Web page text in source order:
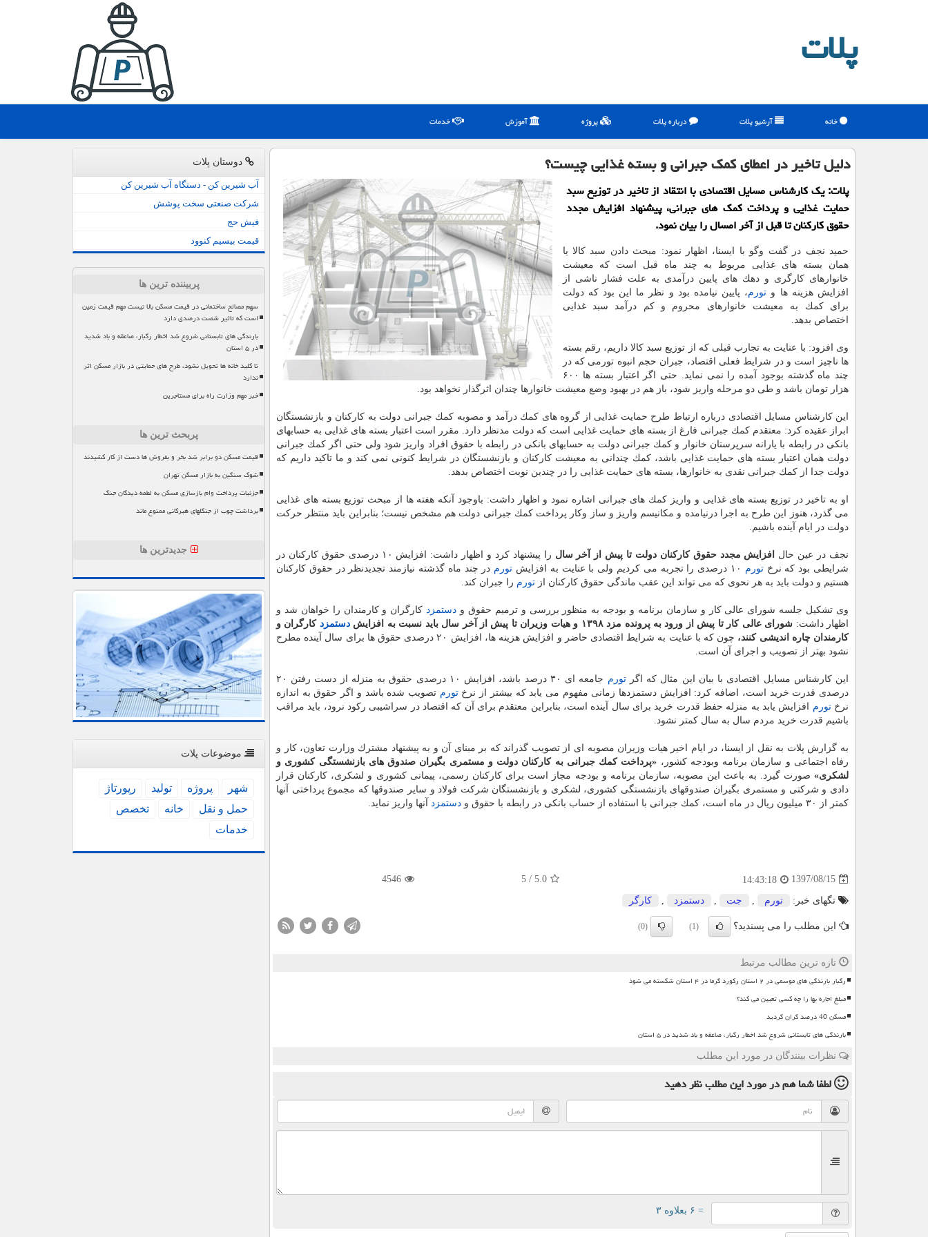
پلات
خانه آرشیو پلات درباره پلات پروژه آموزش خدمات
دلیل تاخیر در اعطای كمك جبرانی و بسته غذایی چیست؟
پلات: یك كارشناس مسایل اقتصادی با انتقاد از تاخیر در توزیع سبد
حمایت غذایی و پرداخت كمك های جبرانی، پیشنهاد افزایش مجدد
حقوق كاركنان تا قبل از آخر امسال را بیان نمود.
حمید نجف در گفت وگو با ایسنا، اظهار نمود: مبحث دادن سبد كالا یا
همان بسته های غذایی مربوط به چند ماه قبل است كه معیشت
خانوارهای كارگری و دهك های پایین درآمدی به علت فشار ناشی از
افزایش هزینه ها و تورم، پایین نیامده بود و نظر ما این بود كه دولت
برای كمك به معیشت خانوارهای محروم و كم درآمد سبد غذایی
اختصاص بدهد.
وی افزود: با عنایت به تجارب قبلی كه از توزیع سبد كالا داریم، رقم بسته
ها ناچیز است و در شرایط فعلی اقتصاد، جبران حجم انبوه تورمی كه در
چند ماه گذشته بوجود آمده را نمی نماید. حتی اگر اعتبار بسته ها ۶۰۰
هزار تومان باشد و طی دو مرحله واریز شود، باز هم در بهبود وضع معیشت خانوارها چندان اثرگذار نخواهد بود.
این كارشناس مسایل اقتصادی درباره ارتباط طرح حمایت غذایی از گروه های كمك درآمد و مصوبه كمك جبرانی دولت به كاركنان و بازنشستگان
ابراز عقیده كرد: معتقدم كمك جبرانی فارغ از بسته های حمایت غذایی است كه دولت مدنظر دارد. مقرر است اعتبار بسته های غذایی به حسابهای
بانكی در رابطه با یارانه سرپرستان خانوار و كمك جبرانی دولت به حسابهای بانكی در رابطه با حقوق افراد واریز شود ولی حتی اگر كمك جبرانی
دولت همان اعتبار بسته های حمایت غذایی باشد، كمك چندانی به معیشت كاركنان و بازنشستگان در شرایط كنونی نمی كند و ما تاكید داریم كه
دولت جدا از كمك جبرانی نقدی به خانوارها، بسته های حمایت غذایی را در چندین نوبت اختصاص بدهد.
او به تاخیر در توزیع بسته های غذایی و واریز كمك های جبرانی اشاره نمود و اظهار داشت: باوجود آنكه هفته ها از مبحث توزیع بسته های غذایی
می گذرد، هنوز این طرح به اجرا درنیامده و مكانیسم واریز و ساز وكار پرداخت كمك جبرانی دولت هم مشخص نیست؛ بنابراین باید منتظر حركت
دولت در ایام آینده باشیم.
نجف در عین حال افزایش مجدد حقوق كاركنان دولت تا پیش از آخر سال
را پیشنهاد كرد و اظهار داشت: افزایش ۱۰ درصدی حقوق كاركنان در
شرایطی بود كه نرختورم تورم در چند ماه گذشته نیازمند تجدیدنظر در حقوق كاركنان
هستیم و دولت باید به هر نحوی كه می تواند این عقب ماندگی حقوق كاركنان از تورم را جبران كند.
وی تشكیل جلسه شورای عالی كار و سازمان برنامه و بودجه به منظور بررسی و ترمیم حقوق و دستمزدكارگران و كارمندان را خواهان شد و
اظهار داشت: شورای عالی كار تا پیش از ورود به پرونده مزد ۱۳۹۸ و هیات وزیران تا پیش از آخر سال باید نسبت به افزایش دستمزد كارگران و
كارمندان چاره اندیشی كنند،
چون كه با عنایت به شرایط اقتصادی حاضر و افزایش هزینه ها، افزایش ۲۰ درصدی حقوق ها برای سال آینده مطرح
نشود بهتر از تصویب و اجرای آن است.
این كارشناس مسایل اقتصادی با بیان این مثال كه اگرتورم
جامعه ای ۳۰ درصد باشد، افزایش ۱۰ درصدی حقوق به منزله از دست رفتن ۲۰
درصدی قدرت خرید است، اضافه كرد: افزایش دستمزدها زمانی مفهوم می یابد كه بیشتر از نرختورم تصویب شده باشد و اگر حقوق به اندازه
نرختورم افزایش یابد به منزله حفظ قدرت خرید برای سال آینده است، بنابراین معتقدم برای آن كه اقتصاد در سراشیبی ركود نرود، باید مراقب
باشیم قدرت خرید مردم سال به سال كمتر نشود.
به گزارش پلات به نقل از ایسنا، در ایام اخیر هیات وزیران مصوبه ای از تصویب گذراند كه بر مبنای آن و به پیشنهاد مشترك وزارت تعاون، كار و
رفاه اجتماعی و سازمان برنامه وبودجه كشور، «پرداخت كمك جبرانی به كاركنان دولت و مستمری بگیران صندوق های بازنشستگی كشوری و
لشكری» صورت گیرد. به باعث این مصوبه، سازمان برنامه و بودجه مجاز است برای كاركنان رسمی، پیمانی كشوری و لشكری، كاركنان قرار
دادی و شركتی و مستمری بگیران صندوقهای بازنشستگی كشوری، لشكری و بازنشستگان شركت فولاد و سایر صندوقها كه مجموع پرداختی آنها
كمتر از ۳۰ میلیون ریال در ماه است، كمك جبرانی با استفاده از حساب بانكی در رابطه با حقوق و
دستمزد آنها واریز نماید.
1397/08/15
14:43:18
5.0
/
5
4546
تگهای خبر: تورم جت دستمزد كارگر
این مطلب را می پسندید؟ (1)
(0)
تازه ترین مطالب مرتبط
رگبار بارندگی های موسمی در ۲ استان رکورد گرما در ۴ استان شکسته می شود
مبلغ اجاره بها را چه کسی تعیین می کند؟
مسکن 40 درصد گران گردید
بارندگی های تابستانی شروع شد اخطار رگبار، صاعقه و باد شدید در ۵ استان
نظرات بینندگان در مورد این مطلب
لطفا شما همدر مورد این مطلبنظر دهید
= ۶ بعلاوه ۳
دوستان پلات
آب شیرین کن - دستگاه آب شیرین کن
شرکت صنعتی سخت پوشش
فیش حج
قیمت بیسیم کنوود
پربیننده ترین ها
سهم مصالح ساختمانی در قیمت مسکن بالا نیست مهم قیمت زمین
است که تاثیر شصت درصدی دارد
بارندگی های تابستانی شروع شد اخطار رگبار، صاعقه و باد شدید
در ۵ استان
تا کلید خانه ها تحویل نشود، طرح های حمایتی در بازار مسکن اثر
ندارد
خبر مهم وزارت راه برای مستاجرین
پربحث ترین ها
قیمت مسکن دو برابر شد بخر و بفروش ها دست از کار کشیدند
شوک سنگین به بازار مسکن تهران
جزئیات پرداخت وام بازسازی مسکن به لطمه دیدگان جنگ
برداشت چوب از جنگلهای هیرکانی ممنوع ماند
جدیدترین ها
موضوعات پلات
شهر پروژه تولید
رپورتاژ
حمل و نقل
خانه
تخصص
خدمات